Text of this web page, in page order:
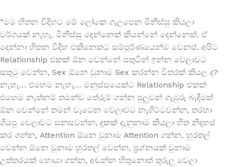
“මම හිතන විදිහට මේ ලෝකෙ ගැලපෙන මිනිස්සු කියලා
වර්ගයක් නැහැ. මිනිස්සු දෙන්නෙක් කියන්නේ දෙන්නෙක්. ඒ
දෙන්නා හිතන විදිහ එකිනෙකට සම්පූර්ණයෙන්ම වෙනස්. අපිට
Relationship එකක් ඕන වෙන්නේ සතුටින් ඉන්න වෙලාවට
සතුටු වෙන්න, Sex ඕනෙ වුනාම Sex කරන්න විතරක් කියල ද?
නැහැ… එහෙම නැහැ… මනුස්සයෙක්ට Relationship එකක්
එහෙම නැත්නම් තමන්ව තේරුම් ගන්න පුලුවන් ගැඹුරු බැදීමක්
ඕන වෙන්නේ තමන් වැටෙන වෙලාවට නැගිට්ටවන්න, තරහා
ගියපු වෙලාවට සනසවන්න, දුකක් දැනුනාම කියලා හිත නිදහස්
කර ගන්න, Attention ඕනෙ වුනාම Attention ගන්න, හුරතල්
වෙන්න ඕනෙ වුනාම හුරතල් වෙන්න, ප්‍රශ්නයක් වුනාම
උත්තරයක් හොයා ගන්න, අඬන්න හිතුනොත් තුරුලු වෙලා